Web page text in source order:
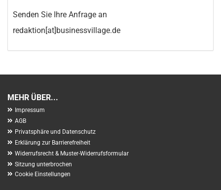
Senden Sie Ihre Anfrage an
redaktion[at]businessvillage.de
MEHR ÜBER...
Impressum
AGB
Privatsphäre und Datenschutz
Erklärung zur Barrierefreiheit
Widerrufsrecht & Muster-Widerrufsformular
Sitzung unterbrochen
Cookie Einstellungen